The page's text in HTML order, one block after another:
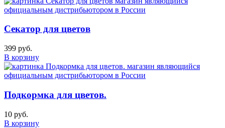
Секатор для цветов
399 руб.
В корзину
Подкормка для цветов.
10 руб.
В корзину